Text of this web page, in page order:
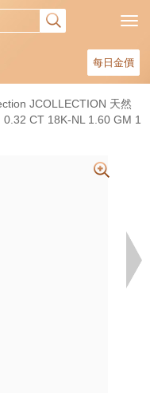
每日金價
JCOLLECTION 天然
CT 18K-NL 1.60 GM 1